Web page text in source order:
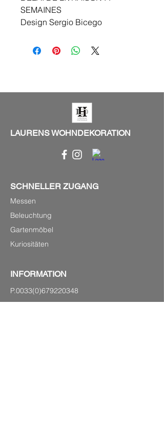
SEMAINES
Design Sergio Bicego
LAURENS WOHNDEKORATION
SCHNELLER ZUGANG
Messen
Beleuchtung
Gartenmöbel
Kuriositäten
INFORMATION
P.0033(0)679220348